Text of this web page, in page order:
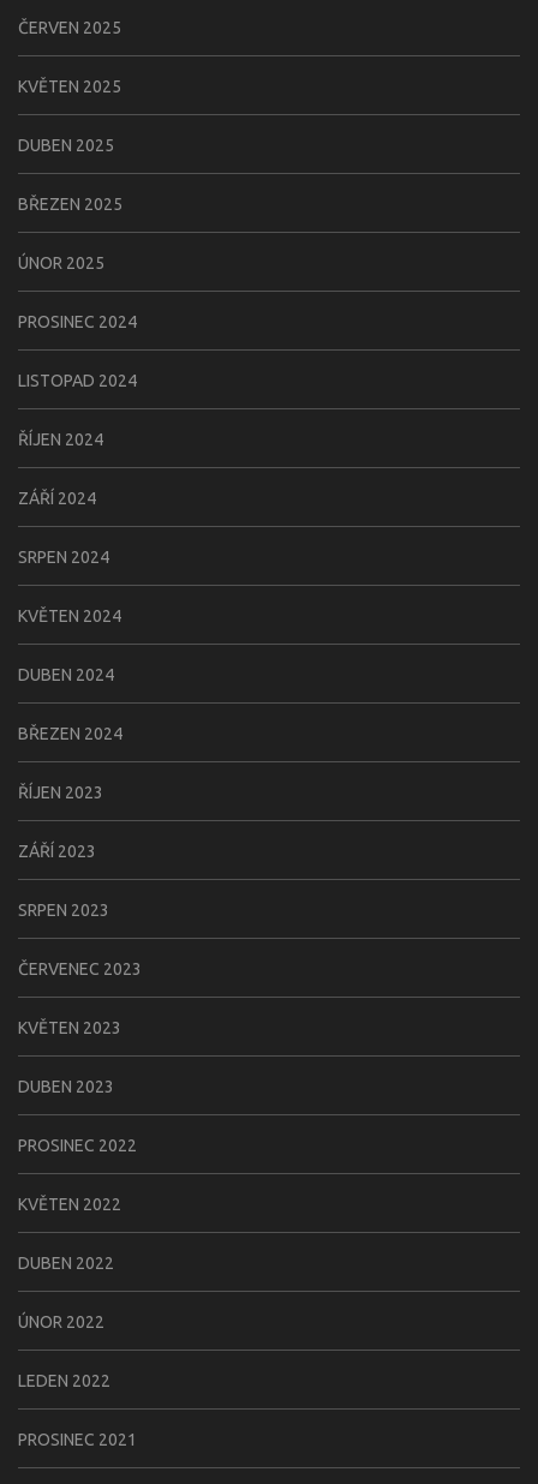
ČERVEN 2025
KVĚTEN 2025
DUBEN 2025
BŘEZEN 2025
ÚNOR 2025
PROSINEC 2024
LISTOPAD 2024
ŘÍJEN 2024
ZÁŘÍ 2024
SRPEN 2024
KVĚTEN 2024
DUBEN 2024
BŘEZEN 2024
ŘÍJEN 2023
ZÁŘÍ 2023
SRPEN 2023
ČERVENEC 2023
KVĚTEN 2023
DUBEN 2023
PROSINEC 2022
KVĚTEN 2022
DUBEN 2022
ÚNOR 2022
LEDEN 2022
PROSINEC 2021